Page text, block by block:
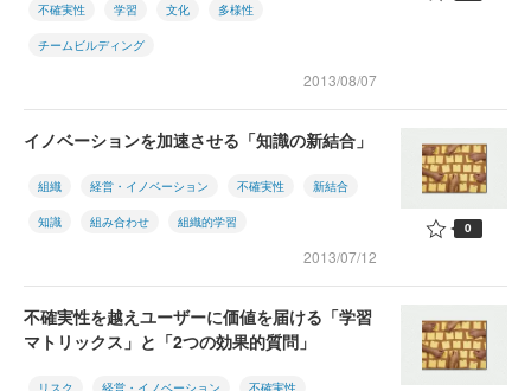
不確実性 学習 文化 多様性
チームビルディング
2013/08/07
イノベーションを加速させる「知識の新結合」
組織 経営・イノベーション 不確実性 新結合
知識 組み合わせ 組織的学習
2013/07/12
0
不確実性を越えユーザーに価値を届ける「学習
マトリックス」と「2つの効果的質問」
リスク 経営・イノベーション 不確実性